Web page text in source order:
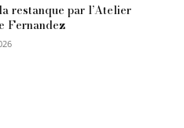
restanque par l’Atelier
Fernandez